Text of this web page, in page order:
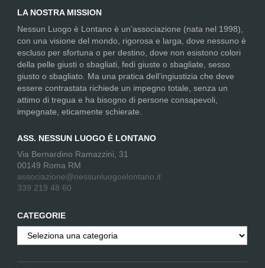
LA NOSTRA MISSION
Nessun Luogo è Lontano è un’associazione (nata nel 1998),
con una visione del mondo, rigorosa e larga, dove nessuno è
escluso per sfortuna o per destino, dove non esistono colori
della pelle giusti o sbagliati, fedi giuste o sbagliate, sesso
giusto o sbagliato. Ma una pratica dell’ingiustizia che deve
essere contrastata richiede un impegno totale, senza un
attimo di tregua e ha bisogno di persone consapevoli,
impegnate, eticamente schierate.
ASS. NESSUN LUOGO È LONTANO
Via Bernardino Ramazzini, 31
00149 Roma RM
associazione@nessunluogoelontano.it
339 219 48 60
CATEGORIE
Categorie